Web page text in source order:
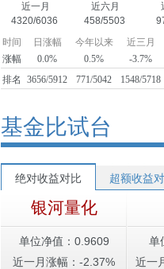
近一月
4320/6036
近六月
458/5503
时间
日涨幅 今年以来 近三月
涨幅
0.0% 0.5% -3.7%
排名
3656/5912 771/5042 1548/5718
基金比试台
绝对收益对比 超额收益
银河量化
单位净值：0.9609
近一月涨幅：-2.37%
单
近一